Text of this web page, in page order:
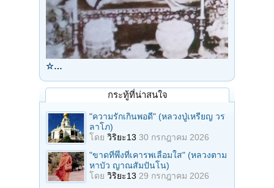
☆…
กระทู้ที่น่าสนใจ
"ความรักเกินพอดี" (หลวงปู่เหรียญ วร
ลาโภ)
โดย วิริยะ13 30 กรกฎาคม 2026
"ขาดที่พึ่งที่เคารพเลื่อมใส" (หลวงตาม
หาบัว ญาณสัมปันโน)
โดย วิริยะ13 29 กรกฎาคม 2026